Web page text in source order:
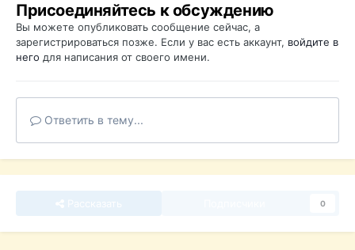
Присоединяйтесь к обсуждению
Вы можете опубликовать сообщение сейчас, а
зарегистрироваться позже. Если у вас есть аккаунт, войдите в
него для написания от своего имени.
Ответить в тему...
0